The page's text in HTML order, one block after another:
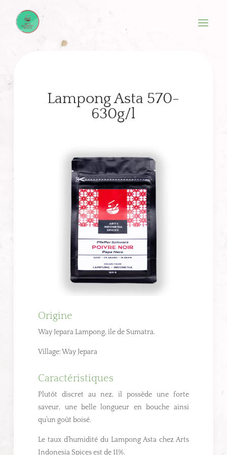
Lampong Asta 570-
630g/l
Origine
Way Jepara Lampong, île de Sumatra.
Village: Way Jepara
Caractéristiques
Plutôt discret au nez, il possède une forte
saveur, une belle longueur en bouche ainsi
qu’un goût boisé.
Le taux d’humidité du Lampong Asta chez Arts
Indonesia Spices est de 11%.